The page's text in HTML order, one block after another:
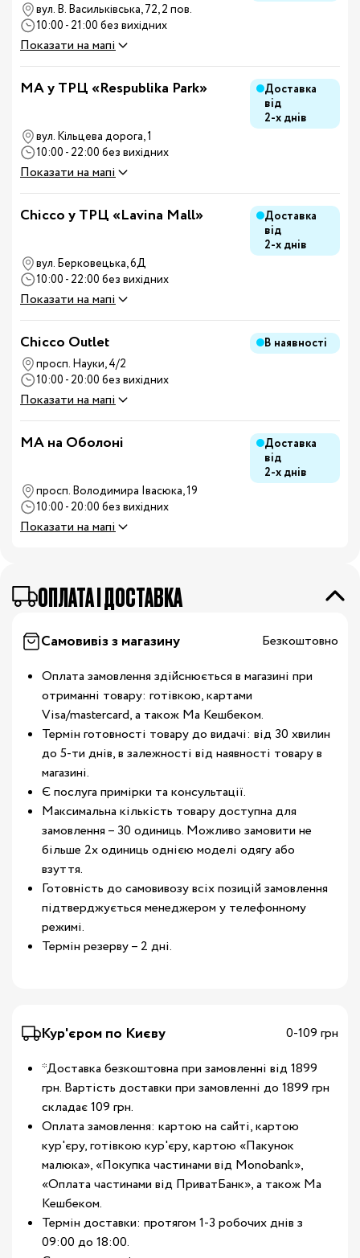
вул. В. Васильківська, 72, 2 пов.
10:00 - 21:00 без вихідних
Показати на мапі
MA у ТРЦ «Respublika Park»
Доставка
від
2-х днів
вул. Кільцева дорога, 1
10:00 - 22:00 без вихідних
Показати на мапі
Chicco у ТРЦ «Lavina Mall»
Доставка
від
2-х днів
вул. Берковецька, 6Д
10:00 - 22:00 без вихідних
Показати на мапі
Chicco Outlet
В наявності
просп. Науки, 4/2
10:00 - 20:00 без вихідних
Показати на мапі
MA на Оболоні
Доставка
від
2-х днів
просп. Володимира Івасюка, 19
10:00 - 20:00 без вихідних
Показати на мапі
OПЛАТА І ДОСТАВКА
Самовивіз з магазину
Безкоштовно
Оплата замовлення здійснюється в магазині при
отриманні товару: готівкою, картами
Visa/mastercard, а також Ма Кешбеком.
Термін готовності товару до видачі: від 30 хвилин
до 5-ти днів, в залежності від наявності товару в
магазині.
Є послуга примірки та консультації.
Максимальна кількість товару доступна для
замовлення – 30 одиниць. Можливо замовити не
більше 2х одиниць однією моделі одягу або
взуття.
Готовність до самовивозу всіх позицій замовлення
підтверджується менеджером у телефонному
режимі.
Термін резерву – 2 дні.
Кур'єром по Києву
0-109 грн
*Доставка безкоштовна при замовленні від 1899
грн. Вартість доставки при замовленні до 1899 грн
складає 109 грн.
Оплата замовлення: картою на сайті, картою
кур'єру, готівкою кур'єру, картою «Пакунок
малюка», «Покупка частинами від Monobank»,
«Оплата частинами від ПриватБанк», а також Ма
Кешбеком.
Термін доставки: протягом 1-3 робочих днів з
09:00 до 18:00.